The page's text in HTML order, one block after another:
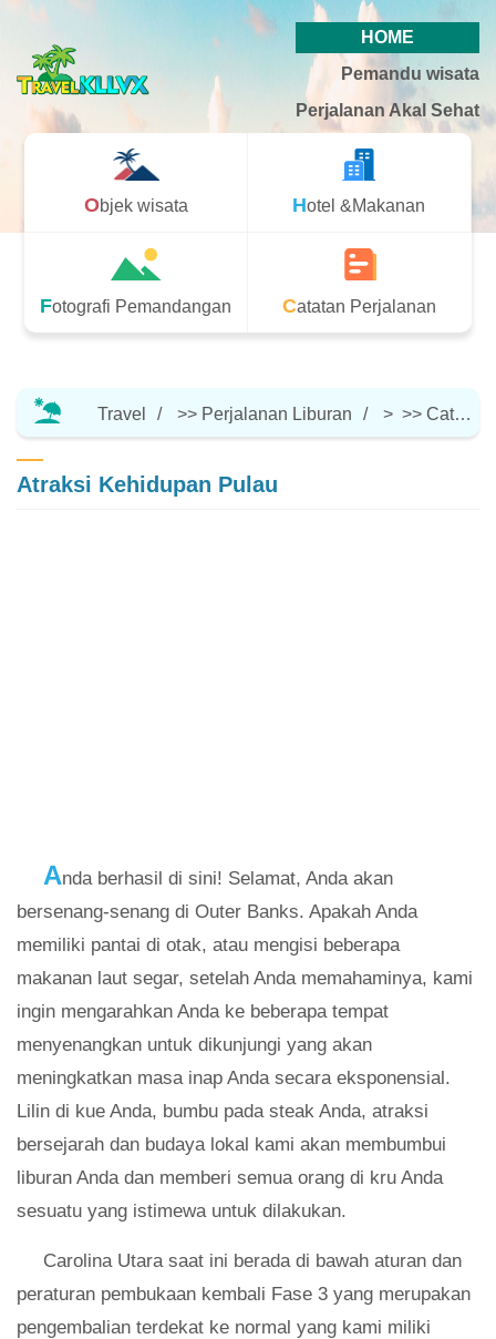
HOME
Pemandu wisata
Perjalanan Akal Sehat
Objek wisata Hotel &Makanan
Fotografi Pemandangan Catatan Perjalanan
Travel >> Perjalanan Liburan > >> Catatan Perjalanan
Atraksi Kehidupan Pulau
Anda berhasil di sini! Selamat, Anda akan
bersenang-senang di Outer Banks. Apakah Anda
memiliki pantai di otak, atau mengisi beberapa
makanan laut segar, setelah Anda memahaminya, kami
ingin mengarahkan Anda ke beberapa tempat
menyenangkan untuk dikunjungi yang akan
meningkatkan masa inap Anda secara eksponensial.
Lilin di kue Anda, bumbu pada steak Anda, atraksi
bersejarah dan budaya lokal kami akan membumbui
liburan Anda dan memberi semua orang di kru Anda
sesuatu yang istimewa untuk dilakukan.
Carolina Utara saat ini berada di bawah aturan dan
peraturan pembukaan kembali Fase 3 yang merupakan
pengembalian terdekat ke normal yang kami miliki